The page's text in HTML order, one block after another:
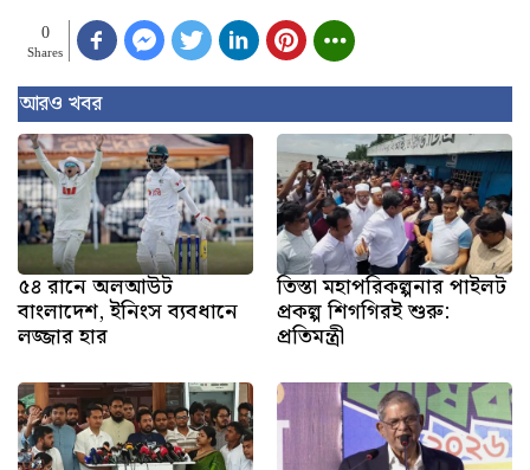
0
Shares
আরও খবর
৫৪ রানে অলআউট
বাংলাদেশ, ইনিংস ব্যবধানে
লজ্জার হার
তিস্তা মহাপরিকল্পনার পাইলট
প্রকল্প শিগগিরই শুরু:
প্রতিমন্ত্রী